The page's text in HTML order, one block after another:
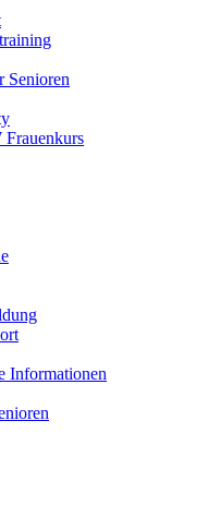
Senioren
Informationen